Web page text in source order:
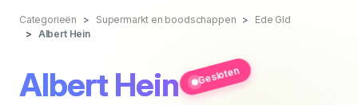
Categorieën Supermarkt en boodschappen
Ede Gld
Albert Hein
Albert Hein Gesloten